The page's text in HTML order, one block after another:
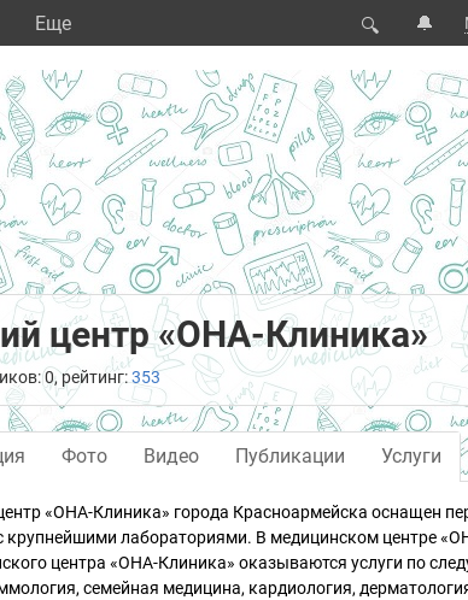
Eще 🔍 🔔
центр «ОНА-Клиника»
0, рейтинг:353
Фото Видео Публикации Услуги
«ОНА-Клиника» города Красноармейска оснащен
с крупнейшими лабораториями. В медицинском центре
центра «ОНА-Клиника» оказываются услуги по
семейная медицина, кардиология,